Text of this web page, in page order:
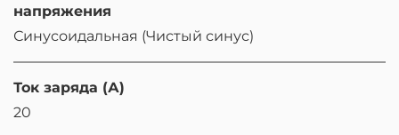
напряжения
Синусоидальная (Чистый синус)
Ток заряда (А)
20